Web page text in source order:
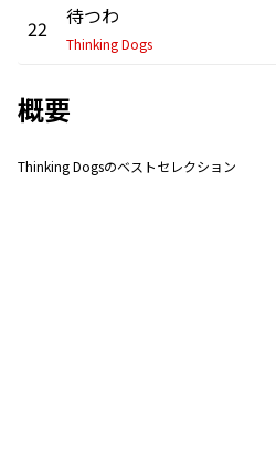
22 待つわ
Thinking Dogs
概要
Thinking Dogsのベストセレクション